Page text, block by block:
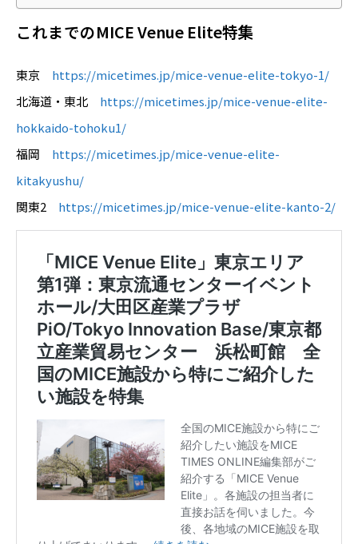
これまでのMICE Venue Elite特集
東京 https://micetimes.jp/mice-venue-elite-tokyo-1/
北海道・東北 https://micetimes.jp/mice-venue-elite-
hokkaido-tohoku1/
福岡 https://micetimes.jp/mice-venue-elite-
kitakyushu/
関東2 https://micetimes.jp/mice-venue-elite-kanto-2/